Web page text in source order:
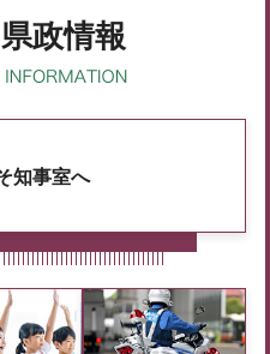
政情報
知事室へ